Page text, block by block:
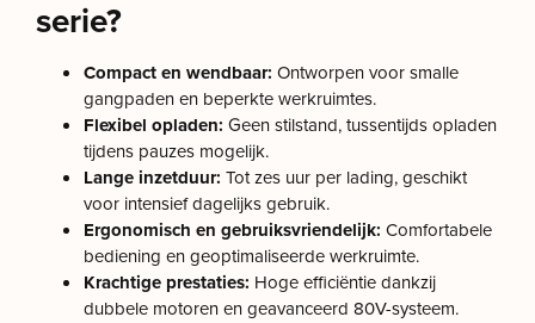
serie?
Compact en wendbaar: Ontworpen voor smalle
gangpaden en beperkte werkruimtes.
Flexibel opladen: Geen stilstand, tussentijds opladen
tijdens pauzes mogelijk.
Lange inzetduur: Tot zes uur per lading, geschikt
voor intensief dagelijks gebruik.
Ergonomisch en gebruiksvriendelijk: Comfortabele
bediening en geoptimaliseerde werkruimte.
Krachtige prestaties: Hoge efficiëntie dankzij
dubbele motoren en geavanceerd 80V-systeem.